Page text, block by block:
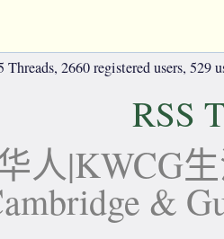
2660 registered users, 529
RSS
人|KWCG
&